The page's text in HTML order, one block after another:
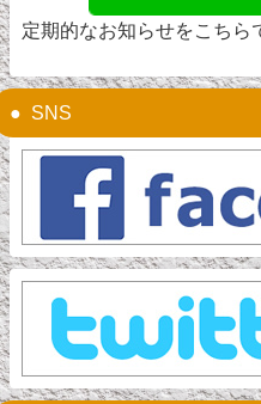
定期的なお知らせをこちら
SNS